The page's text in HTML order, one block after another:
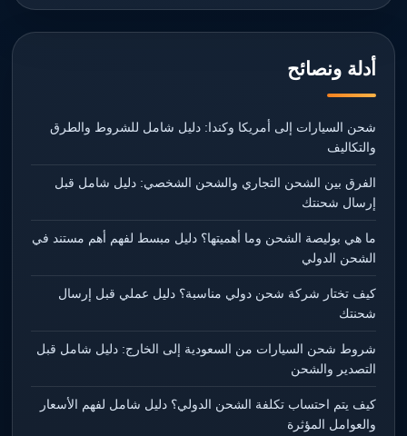
أدلة ونصائح
شحن السيارات إلى أمريكا وكندا: دليل شامل للشروط والطرق
والتكاليف
الفرق بين الشحن التجاري والشحن الشخصي: دليل شامل قبل
إرسال شحنتك
ما هي بوليصة الشحن وما أهميتها؟ دليل مبسط لفهم أهم مستند في
الشحن الدولي
كيف تختار شركة شحن دولي مناسبة؟ دليل عملي قبل إرسال
شحنتك
شروط شحن السيارات من السعودية إلى الخارج: دليل شامل قبل
التصدير والشحن
كيف يتم احتساب تكلفة الشحن الدولي؟ دليل شامل لفهم الأسعار
والعوامل المؤثرة